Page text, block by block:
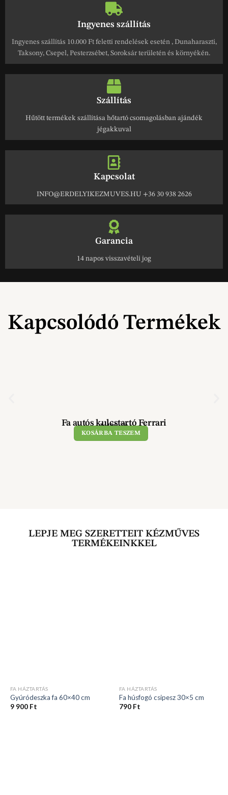
Ingyenes szállítás
Ingyenes szállítás 10.000 Ft feletti rendelések esetén , Dunaharaszti,
Hűtött termékek szállítása hőtartó csomagolásban ajándék
Kapcsolat
Kapcsolódó Termékek
Fa autós kulcstartó Ferrari
1 490Ft
KOSÁRBA TESZEM
LEPJE MEG SZERETTEIT KÉZMŰVES
FA HÁZTARTÁS
Gyúródeszka fa 60×40 cm
FA HÁZTARTÁS
Fa húsfogó csipesz 30×5 cm